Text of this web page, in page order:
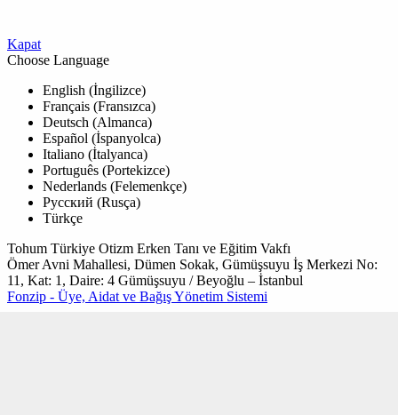
Kapat
Choose Language
English (İngilizce)
Français (Fransızca)
Deutsch (Almanca)
Español (İspanyolca)
Italiano (İtalyanca)
Português (Portekizce)
Nederlands (Felemenkçe)
Русский (Rusça)
Türkçe
Tohum Türkiye Otizm Erken Tanı ve Eğitim Vakfı
Ömer Avni Mahallesi, Dümen Sokak, Gümüşsuyu İş Merkezi No:
11, Kat: 1, Daire: 4 Gümüşsuyu / Beyoğlu – İstanbul
Fonzip - Üye, Aidat ve Bağış Yönetim Sistemi